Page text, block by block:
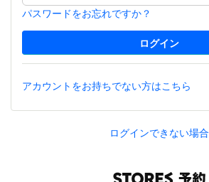
パスワードをお忘れですか？
アカウントをお持ちでない方はこちら
ログインできない場合